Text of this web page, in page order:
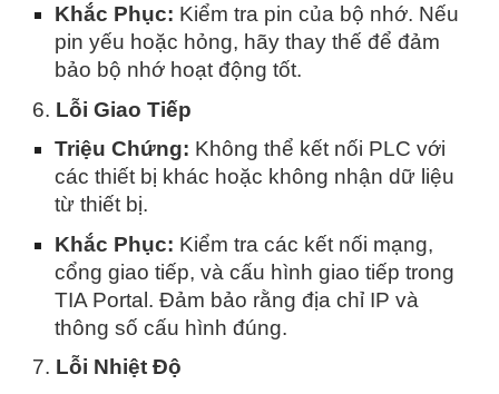
Khắc Phục: Kiểm tra pin của bộ nhớ. Nếu
pin yếu hoặc hỏng, hãy thay thế để đảm
bảo bộ nhớ hoạt động tốt.
6. Lỗi Giao Tiếp
Triệu Chứng: Không thể kết nối PLC với
các thiết bị khác hoặc không nhận dữ liệu
từ thiết bị.
Khắc Phục: Kiểm tra các kết nối mạng,
cổng giao tiếp, và cấu hình giao tiếp trong
TIA Portal. Đảm bảo rằng địa chỉ IP và
thông số cấu hình đúng.
7. Lỗi Nhiệt Độ